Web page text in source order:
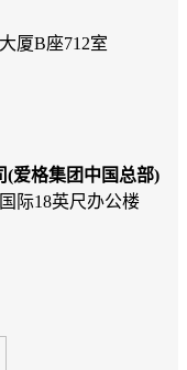
厦B座712室
(爱格集团中国总部)
际18英尺办公楼